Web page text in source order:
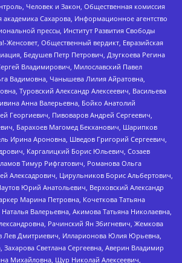
Человек и Закон, Общественная комиссия
академика Сахарова, Информационное агентство
прессы, Институт Развития Свободы
Женсовет, Общественный вердикт, Евразийская
Бедушев Петр Петрович, Дзугкоева Регина
Владимирович, Милославский Павел
Вадимовна, Чанышева Лилия Айратовна,
Туровский Александр Алексеевич, Васильева
Анна Валерьевна, Бойко Анатолий
Георгиевич, Пивоваров Андрей Сергеевич,
Барахоев Магомед Бекханович, Шарипков
Ирина Ароновна, Шведов Григорий Сергеевич,
Каргалицкий Борис Юльевич, Созаев
Тимур Рифгатович, Романова Ольга
Алексадрович, Цирульников Борис Альбертович,
Юрий Анатольевич, Верховский Александр
Марина Петровна, Кочеткова Татьяна
Валерьевна, Акимова Татьяна Николаевна,
Рачинский Ян Збигневич, Жемкова
Лев Дмитриевич, Илларионова Юлия Юрьевна,
Захарова Светлана Сергеевна, Аверин Владимир
Михайловна, Щур Николай Алексеевич,